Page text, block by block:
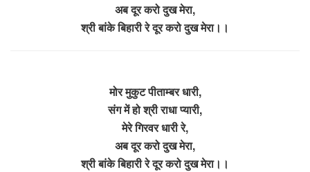
अब दूर करो दुख मेरा,
श्री बांके बिहारी रे दूर करो दुख मेरा।।
मोर मुकुट पीताम्बर धारी,
संग में हो श्री राधा प्यारी,
मेरे गिरवर धारी रे,
अब दूर करो दुख मेरा,
श्री बांके बिहारी रे दूर करो दुख मेरा।।